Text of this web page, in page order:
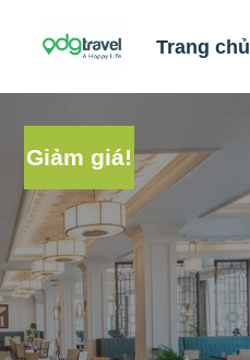
Trang chủ
Giảm giá!